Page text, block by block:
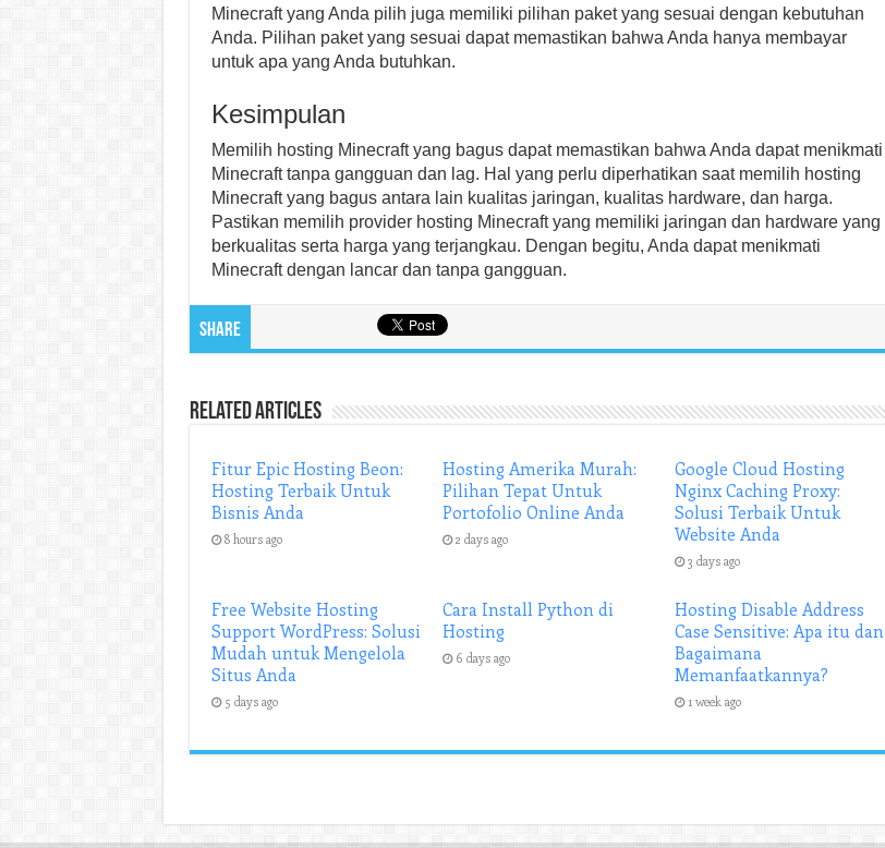
Minecraft yang Anda pilih juga memiliki pilihan paket yang sesuai dengan kebutuhan
Anda. Pilihan paket yang sesuai dapat memastikan bahwa Anda hanya membayar
untuk apa yang Anda butuhkan.
Kesimpulan
Memilih hosting Minecraft yang bagus dapat memastikan bahwa Anda dapat menikmati
Minecraft tanpa gangguan dan lag. Hal yang perlu diperhatikan saat memilih hosting
Minecraft yang bagus antara lain kualitas jaringan, kualitas hardware, dan harga.
Pastikan memilih provider hosting Minecraft yang memiliki jaringan dan hardware yang
berkualitas serta harga yang terjangkau. Dengan begitu, Anda dapat menikmati
Minecraft dengan lancar dan tanpa gangguan.
Share
Related Articles
Fitur Epic Hosting Beon:
Hosting Terbaik Untuk
Bisnis Anda
8 hours ago
Hosting Amerika Murah:
Pilihan Tepat Untuk
Portofolio Online Anda
2 days ago
Google Cloud Hosting
Nginx Caching Proxy:
Solusi Terbaik Untuk
Website Anda
3 days ago
Free Website Hosting
Support WordPress: Solusi
Mudah untuk Mengelola
Situs Anda
5 days ago
Cara Install Python di
Hosting
6 days ago
Hosting Disable Address
Case Sensitive: Apa itu dan
Bagaimana
Memanfaatkannya?
1 week ago